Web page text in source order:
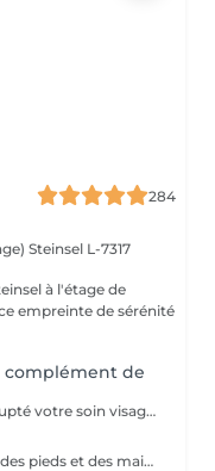
284
Steinsel L-7317
à l'étage de
empreinte de sérénité
complément de
Pour terminer en beauté et tout en volupté votre soin visage, nous vous proposons le 'double masque '. Cela consiste en une application d'un masque crème bourré d'actifs hydratants/régénérants/anti-âge ou anti-oxydants suivi d'un bain de paraffine tiède. Ceci permet la pénétration intégrale du masque crème grâce à la chaleur de la paraffine et une fin de soin en douceur grâce aux actifs de la paraffine adoucissants et calmants. Une véritable invitation à la détente.
La paraffine agit en protégeant la peau des pieds et des mains contre les agressions extérieures. Sa capacité de rétention d'eau favorise l'hydratation de la peau. Le traitement à la paraffine est idéal pour avoir des membres lisses. En effet, ce produit procure un effet rajeunissant à la peau, en plus de l'adoucir. Uniquement avec un service de manucurie effectué à l'institut le même jour